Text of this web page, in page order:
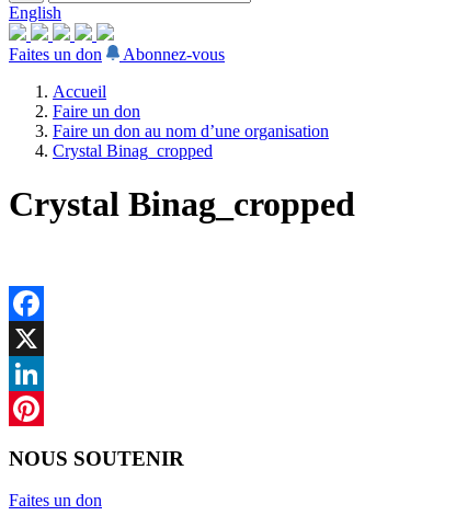
English
Faites un don
Abonnez-vous
Accueil
Faire un don
Faire un don au nom d’une organisation
Crystal Binag_cropped
Crystal Binag_cropped
Facebook
X
LinkedIn
NOUS SOUTENIR
Faites un don